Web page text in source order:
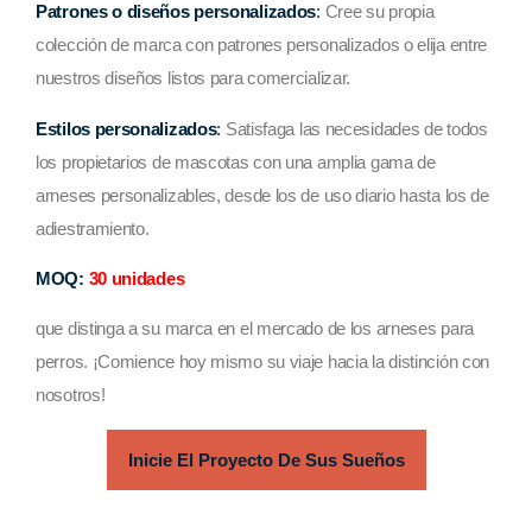
Patrones o diseños personalizados: Cree su propia
colección de marca con patrones personalizados o elija entre
nuestros diseños listos para comercializar.
Estilos personalizados: Satisfaga las necesidades de todos
los propietarios de mascotas con una amplia gama de
arneses personalizables, desde los de uso diario hasta los de
adiestramiento.
MOQ: 30 unidades
que distinga a su marca en el mercado de los arneses para
perros. ¡Comience hoy mismo su viaje hacia la distinción con
nosotros!
Inicie El Proyecto De Sus Sueños